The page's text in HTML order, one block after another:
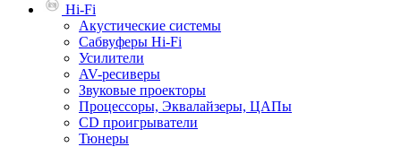
Hi-Fi
Акустические системы
Сабвуферы Hi-Fi
Усилители
AV-ресиверы
Звуковые проекторы
Процессоры, Эквалайзеры, ЦАПы
CD проигрыватели
Тюнеры